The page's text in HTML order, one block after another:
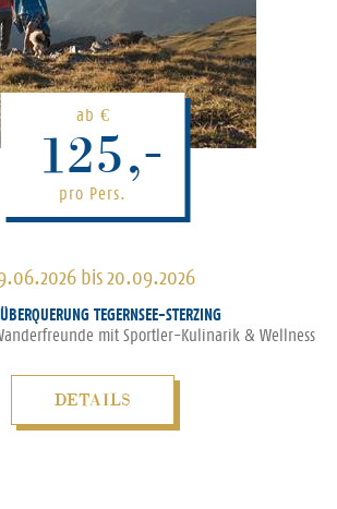
ab €
125,-
pro Pers.
bis 20.09.2026
TEGERNSEE-STERZING
mit Sportler-Kulinarik & Wellness
DETAILS